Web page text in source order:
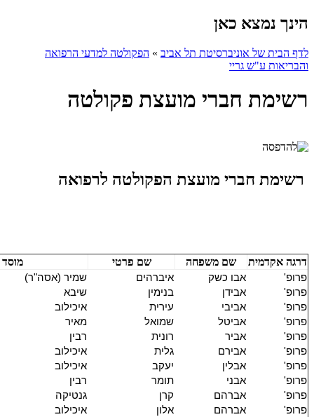
הינך נמצא כאן
לדף הבית של אוניברסיטת תל אביב » הפקולטה למדעי הרפואה
והבריאות ע"ש גריי
רשימת חברי מועצת פקולטה
רשימת חברי מועצת הפקולטה לרפואה
דרגה אקדמית שם משפחה שם פרטי
מוסד
פרופ'
אבו כשק איברהים
שמיר (אסה"ר)
פרופ'
אבידן בנימין
שיבא
פרופ'
אביבי עירית
איכילוב
פרופ'
אביטל שמואל
מאיר
פרופ'
אביר רונית
רבין
פרופ'
אבירם גלית
איכילוב
פרופ'
אבלין יעקב
איכילוב
פרופ'
אבני תומר
רבין
פרופ'
אברהם קרן
גנטיקה
פרופ'
אברהם אלון
איכילוב